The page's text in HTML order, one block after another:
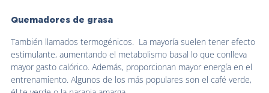
Quemadores de grasa
También llamados termogénicos. La mayoría suelen tener efecto
estimulante, aumentando el metabolismo basal lo que conlleva
mayor gasto calórico. Además, proporcionan mayor energía en el
entrenamiento. Algunos de los más populares son el café verde,